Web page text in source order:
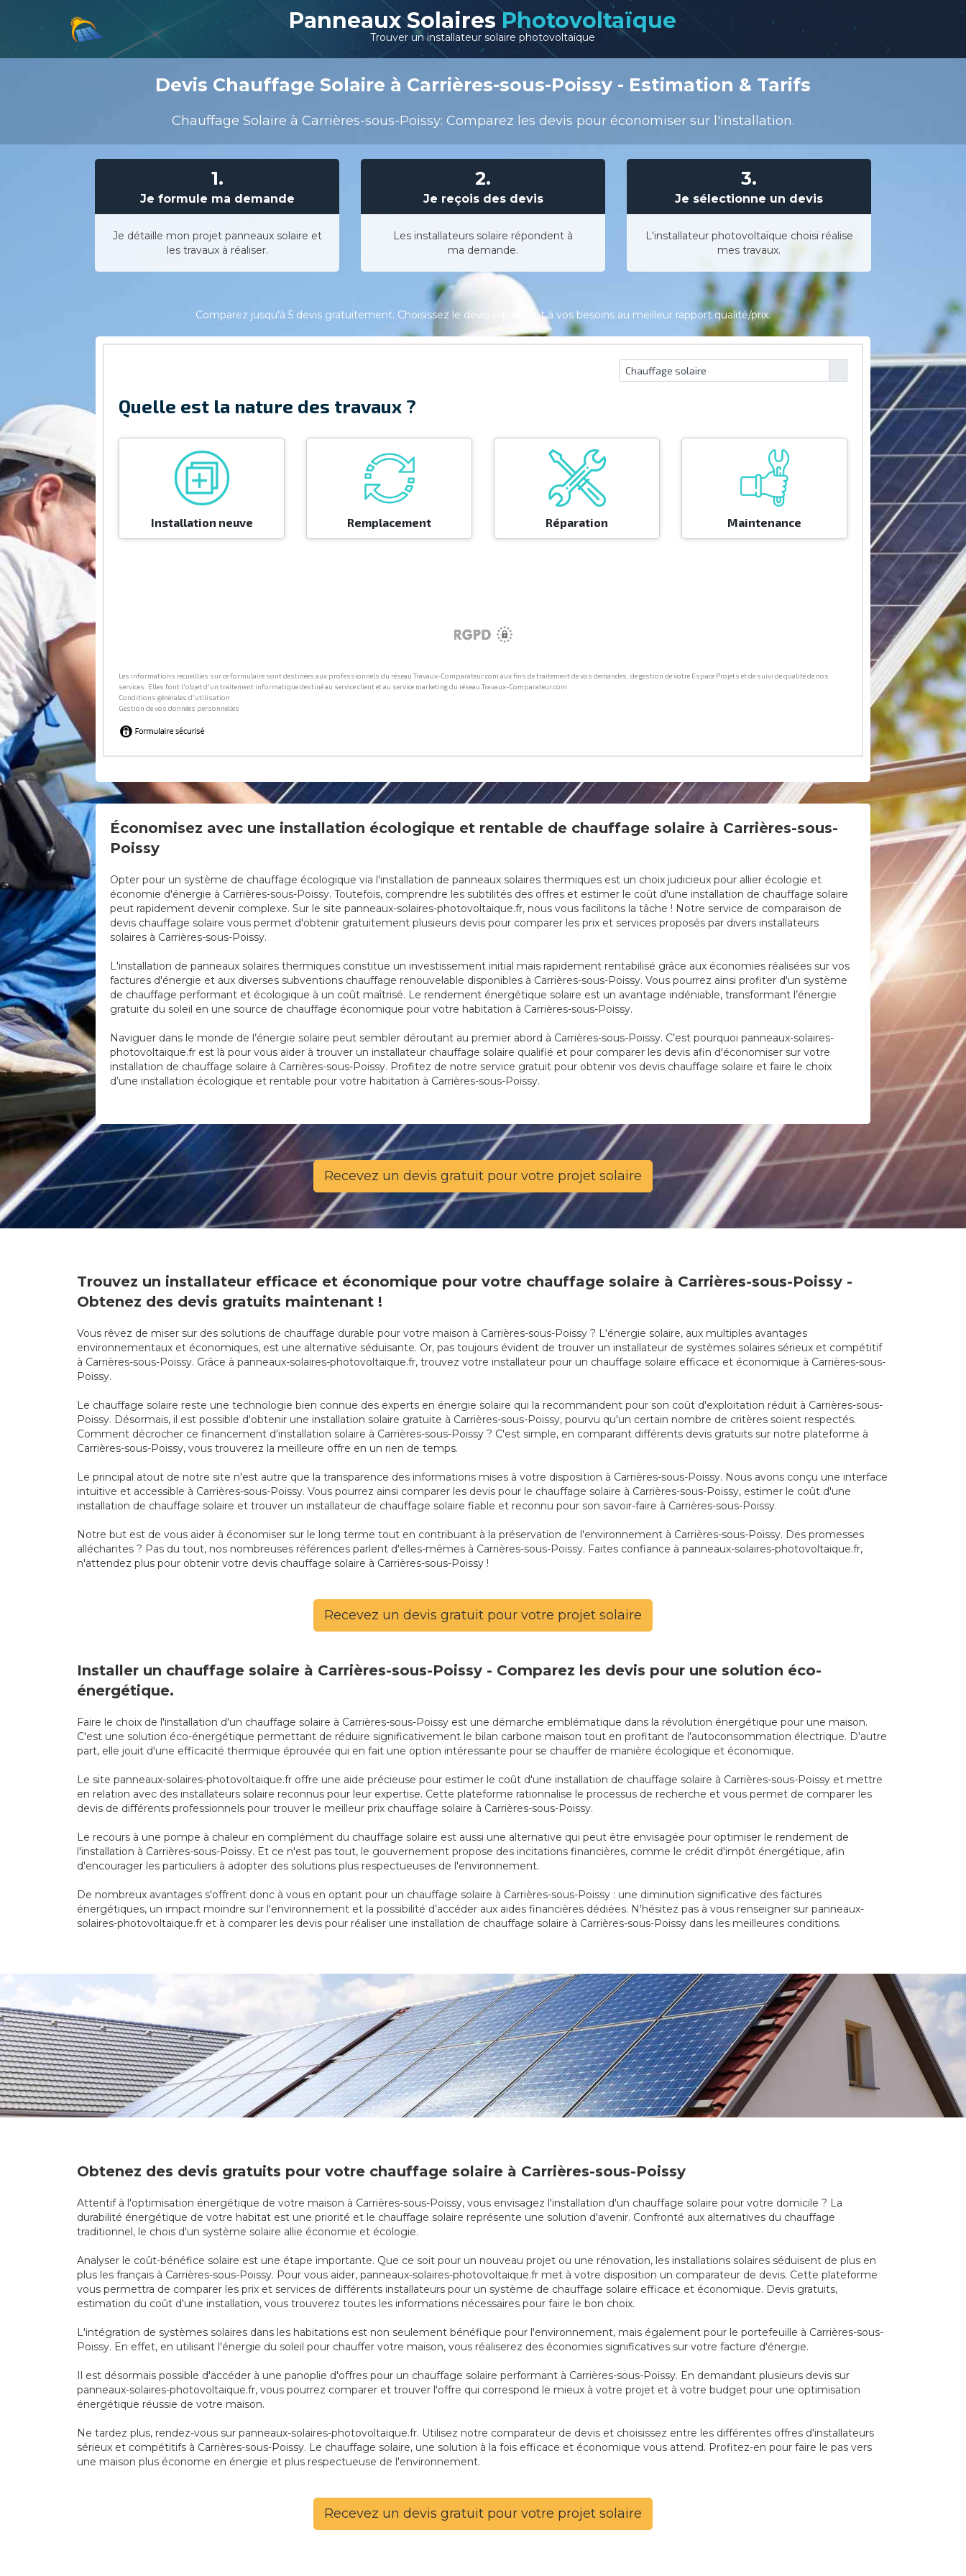
Panneaux Solaires Photovoltaïque
Trouver un installateur solaire photovoltaïque
Devis Chauffage Solaire à Carrières-sous-Poissy - Estimation & Tarifs
Chauffage Solaire à Carrières-sous-Poissy: Comparez les devis pour économiser sur l'installation.
1.
Je formule ma demande
Je détaille mon projet panneaux solaire et
les travaux à réaliser.
2.
Je reçois des devis
Les installateurs solaire répondent à
ma demande.
3.
Je sélectionne un devis
L'installateur photovoltaïque choisi réalise
mes travaux.
Comparez jusqu'à 5 devis gratuitement. Choisissez le devis répondant à vos besoins au meilleur rapport qualité/prix.
Économisez avec une installation écologique et rentable de chauffage solaire à Carrières-sous-
Poissy
Opter pour un système de chauffage écologique via l'installation de panneaux solaires thermiques est un choix judicieux pour allier écologie et
économie d'énergie à Carrières-sous-Poissy. Toutefois, comprendre les subtilités des offres et estimer le coût d'une installation de chauffage solaire
peut rapidement devenir complexe. Sur le site panneaux-solaires-photovoltaique.fr, nous vous facilitons la tâche ! Notre service de comparaison de
devis chauffage solaire vous permet d'obtenir gratuitement plusieurs devis pour comparer les prix et services proposés par divers installateurs
solaires à Carrières-sous-Poissy.
L'installation de panneaux solaires thermiques constitue un investissement initial mais rapidement rentabilisé grâce aux économies réalisées sur vos
factures d'énergie et aux diverses subventions chauffage renouvelable disponibles à Carrières-sous-Poissy. Vous pourrez ainsi profiter d'un système
de chauffage performant et écologique à un coût maîtrisé. Le rendement énergétique solaire est un avantage indéniable, transformant l’énergie
gratuite du soleil en une source de chauffage économique pour votre habitation à Carrières-sous-Poissy.
Naviguer dans le monde de l’énergie solaire peut sembler déroutant au premier abord à Carrières-sous-Poissy. C’est pourquoi panneaux-solaires-
photovoltaique.fr est là pour vous aider à trouver un installateur chauffage solaire qualifié et pour comparer les devis afin d'économiser sur votre
installation de chauffage solaire à Carrières-sous-Poissy. Profitez de notre service gratuit pour obtenir vos devis chauffage solaire et faire le choix
d’une installation écologique et rentable pour votre habitation à Carrières-sous-Poissy.
Recevez un devis gratuit pour votre projet solaire
Trouvez un installateur efficace et économique pour votre chauffage solaire à Carrières-sous-Poissy -
Obtenez des devis gratuits maintenant !
Vous rêvez de miser sur des solutions de chauffage durable pour votre maison à Carrières-sous-Poissy ? L'énergie solaire, aux multiples avantages
environnementaux et économiques, est une alternative séduisante. Or, pas toujours évident de trouver un installateur de systèmes solaires sérieux et compétitif
à Carrières-sous-Poissy. Grâce à panneaux-solaires-photovoltaique.fr, trouvez votre installateur pour un chauffage solaire efficace et économique à Carrières-sous-
Poissy.
Le chauffage solaire reste une technologie bien connue des experts en énergie solaire qui la recommandent pour son coût d'exploitation réduit à Carrières-sous-
Poissy. Désormais, il est possible d'obtenir une installation solaire gratuite à Carrières-sous-Poissy, pourvu qu'un certain nombre de critères soient respectés.
Comment décrocher ce financement d'installation solaire à Carrières-sous-Poissy ? C'est simple, en comparant différents devis gratuits sur notre plateforme à
Carrières-sous-Poissy, vous trouverez la meilleure offre en un rien de temps.
Le principal atout de notre site n'est autre que la transparence des informations mises à votre disposition à Carrières-sous-Poissy. Nous avons conçu une interface
intuitive et accessible à Carrières-sous-Poissy. Vous pourrez ainsi comparer les devis pour le chauffage solaire à Carrières-sous-Poissy, estimer le coût d'une
installation de chauffage solaire et trouver un installateur de chauffage solaire fiable et reconnu pour son savoir-faire à Carrières-sous-Poissy.
Notre but est de vous aider à économiser sur le long terme tout en contribuant à la préservation de l'environnement à Carrières-sous-Poissy. Des promesses
alléchantes ? Pas du tout, nos nombreuses références parlent d'elles-mêmes à Carrières-sous-Poissy. Faites confiance à panneaux-solaires-photovoltaique.fr,
n'attendez plus pour obtenir votre devis chauffage solaire à Carrières-sous-Poissy !
Recevez un devis gratuit pour votre projet solaire
Installer un chauffage solaire à Carrières-sous-Poissy - Comparez les devis pour une solution éco-
énergétique.
Faire le choix de l'installation d'un chauffage solaire à Carrières-sous-Poissy est une démarche emblématique dans la révolution énergétique pour une maison.
C'est une solution éco-énergétique permettant de réduire significativement le bilan carbone maison tout en profitant de l'autoconsommation électrique. D'autre
part, elle jouit d'une efficacité thermique éprouvée qui en fait une option intéressante pour se chauffer de manière écologique et économique.
Le site panneaux-solaires-photovoltaique.fr offre une aide précieuse pour estimer le coût d'une installation de chauffage solaire à Carrières-sous-Poissy et mettre
en relation avec des installateurs solaire reconnus pour leur expertise. Cette plateforme rationnalise le processus de recherche et vous permet de comparer les
devis de différents professionnels pour trouver le meilleur prix chauffage solaire à Carrières-sous-Poissy.
Le recours à une pompe à chaleur en complément du chauffage solaire est aussi une alternative qui peut être envisagée pour optimiser le rendement de
l'installation à Carrières-sous-Poissy. Et ce n'est pas tout, le gouvernement propose des incitations financières, comme le crédit d'impôt énergétique, afin
d'encourager les particuliers à adopter des solutions plus respectueuses de l'environnement.
De nombreux avantages s'offrent donc à vous en optant pour un chauffage solaire à Carrières-sous-Poissy : une diminution significative des factures
énergétiques, un impact moindre sur l'environnement et la possibilité d’accéder aux aides financières dédiées. N'hésitez pas à vous renseigner sur panneaux-
solaires-photovoltaique.fr et à comparer les devis pour réaliser une installation de chauffage solaire à Carrières-sous-Poissy dans les meilleures conditions.
Obtenez des devis gratuits pour votre chauffage solaire à Carrières-sous-Poissy
Attentif à l'optimisation énergétique de votre maison à Carrières-sous-Poissy, vous envisagez l'installation d'un chauffage solaire pour votre domicile ? La
durabilité énergétique de votre habitat est une priorité et le chauffage solaire représente une solution d'avenir. Confronté aux alternatives du chauffage
traditionnel, le chois d'un système solaire allie économie et écologie.
Analyser le coût-bénéfice solaire est une étape importante. Que ce soit pour un nouveau projet ou une rénovation, les installations solaires séduisent de plus en
plus les français à Carrières-sous-Poissy. Pour vous aider, panneaux-solaires-photovoltaique.fr met à votre disposition un comparateur de devis. Cette plateforme
vous permettra de comparer les prix et services de différents installateurs pour un système de chauffage solaire efficace et économique. Devis gratuits,
estimation du coût d'une installation, vous trouverez toutes les informations nécessaires pour faire le bon choix.
L'intégration de systèmes solaires dans les habitations est non seulement bénéfique pour l'environnement, mais également pour le portefeuille à Carrières-sous-
Poissy. En effet, en utilisant l'énergie du soleil pour chauffer votre maison, vous réaliserez des économies significatives sur votre facture d'énergie.
Il est désormais possible d'accéder à une panoplie d'offres pour un chauffage solaire performant à Carrières-sous-Poissy. En demandant plusieurs devis sur
panneaux-solaires-photovoltaique.fr, vous pourrez comparer et trouver l'offre qui correspond le mieux à votre projet et à votre budget pour une optimisation
énergétique réussie de votre maison.
Ne tardez plus, rendez-vous sur panneaux-solaires-photovoltaique.fr. Utilisez notre comparateur de devis et choisissez entre les différentes offres d'installateurs
sérieux et compétitifs à Carrières-sous-Poissy. Le chauffage solaire, une solution à la fois efficace et économique vous attend. Profitez-en pour faire le pas vers
une maison plus économe en énergie et plus respectueuse de l'environnement.
Recevez un devis gratuit pour votre projet solaire